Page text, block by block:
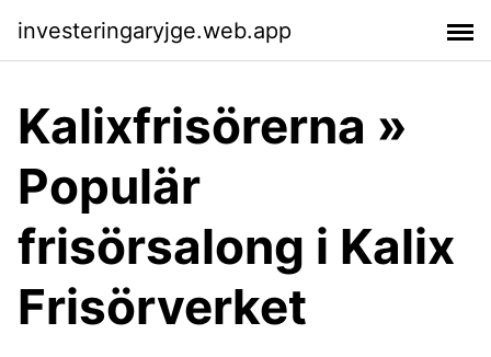
investeringaryjge.web.app
Kalixfrisörerna »
Populär
frisörsalong i Kalix
Frisörverket